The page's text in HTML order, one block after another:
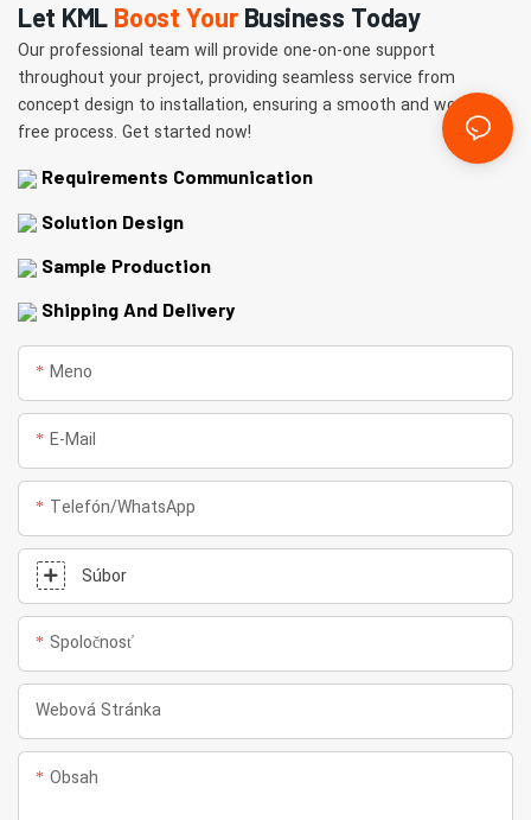
Let KML Boost YourBusiness Today
Our professional team will provide one-on-one support
throughout your project, providing seamless service from
concept design to installation, ensuring a smooth and worry-
free process. Get started now!
Requirements Communication
Solution Design
Sample Production
Shipping And Delivery
Meno
E-Mail
Telefón/whatsApp
Súbor
Spoločnosť
Webová Stránka
Obsah